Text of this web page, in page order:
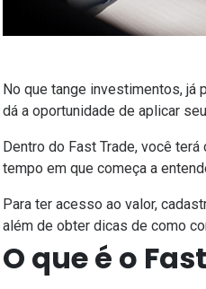
No que tange investimentos, já
dá a oportunidade de aplicar
Dentro do Fast Trade, você
tempo em que começa a
Para ter acesso ao valor,
além de obter dicas de como
O que é o